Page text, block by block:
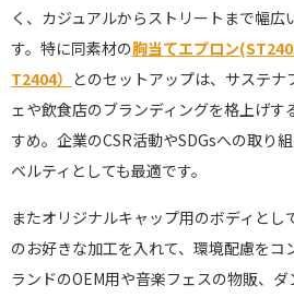
く、カジュアルからストリートまで幅広
す。特に同素材の胸当てエプロン
T2404） とのセットアップは、サステナ
ェや飲食店のブランディングを格上げす
すめ。企業のCSR活動やSDGsへの取り
ベルティとしても最適です。
またオリジナルキャップ用のボディとし
のお好きな加工を入れて、環境配慮をコ
ランドのOEM用や音楽フェスの物販、